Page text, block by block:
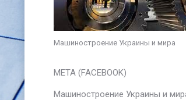
Машиностроение Украины и мира
META (FACEBOOK)
Машиностроение Украины и